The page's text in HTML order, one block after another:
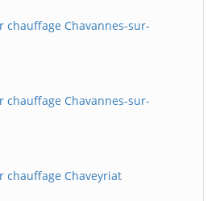
chauffage Chavannes-sur-
chauffage Chavannes-sur-
chauffage Chaveyriat